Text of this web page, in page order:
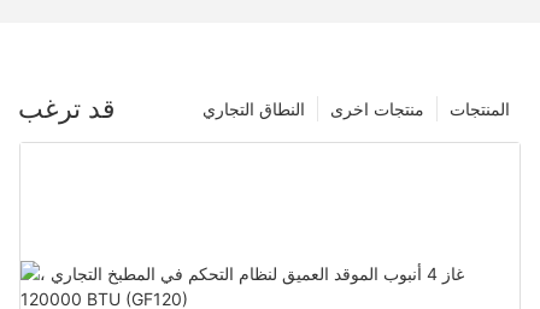
قد ترغب المنتجات منتجات اخرى النطاق التجاري